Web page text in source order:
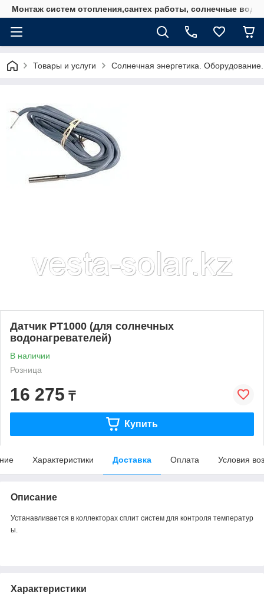
Монтаж систем отопления,сантех работы, солнечные
Товары и услуги Солнечная энергетика. Оборудование.
Датчик PT1000 (для солнечных
водонагревателей)
В наличии
Розница
16 275 ₸
Купить
Характеристики Доставка Оплата Условия
Описание
Устанавливается в коллекторах сплит систем для контроля температур
ы
Характеристики